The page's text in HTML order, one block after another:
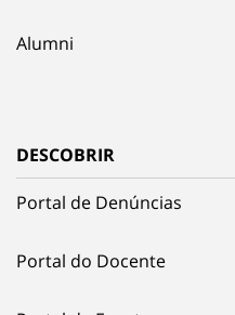
Alumni
DESCOBRIR
Portal de Denúncias
Portal do Docente